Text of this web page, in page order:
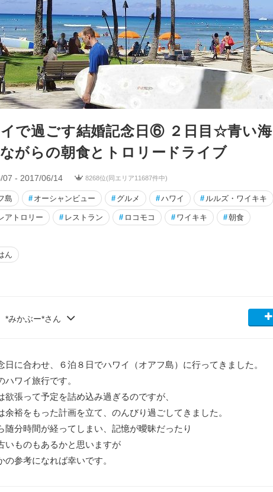
で過ごす結婚記念日⑥ ２日目☆青い海
がらの朝食とトロリードライブ
07 - 2017/06/14 8268位(同エリア11687件中)
島 # オーシャンビュー # グルメ #ハワイ # ルルズ・ワイキキ
アトロリー # レストラン # ロコモコ # ワイキキ #朝食
ん
*みかぶー*さん
日に合わせ、６泊８日でハワイ（オアフ島）に行ってきました。
ハワイ旅行です。
欲張って予定を詰め込み過ぎるのですが、
余裕をもった計画を立て、のんびり過ごしてきました。
随分時間が経ってしまい、記憶が曖昧だったり
いものもあるかと思いますが
の参考になれば幸いです。